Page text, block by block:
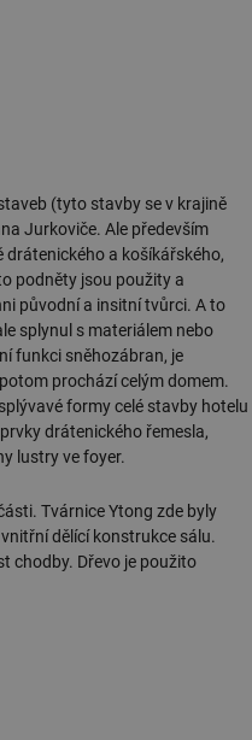
(tyto stavby se v krajině
Jurkoviče. Ale především
a košíkářského,
podněty jsou použity a
původní a insitní tvůrci. A to
splynul s materiálem nebo
funkci sněhozábran, je
prochází celým domem.
formy celé stavby hotelu
drátenického řemesla,
lustry ve foyer.
Tvárnice Ytong zde byly
dělící konstrukce sálu.
chodby. Dřevo je použito
soubor cookie se používá k
soubor cookie je nastaven tak,
tom, zda je tento návštěvník zahrnut
denním limitem relace
soubor cookie se používá ke
a výkonu v rámci vložených
usnadnění uživatelských preferencí a
názorech.
Tento soubor cookie se používá k
soubor cookie se používá k
cookie je nastaven tak, aby
začátek cesty uživatele pro celkový počet
identifikovatelné informace.